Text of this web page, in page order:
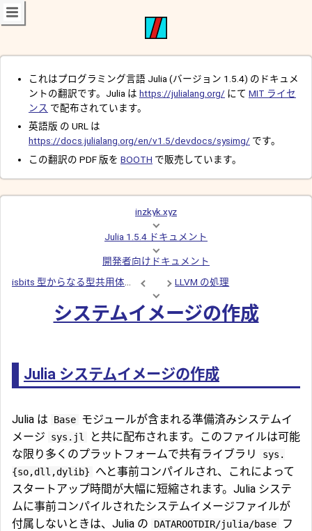
これはプログラミング言語 Julia (バージョン 1.5.4) のドキュメ
ントの翻訳です。Julia は https://julialang.org/ にて MIT ライセ
ンス で配布されています。
英語版 の URL は
https://docs.julialang.org/en/v1.5/devdocs/sysimg/ です。
この翻訳の PDF 版を BOOTH で販売しています。
inzkyk.xyz
Julia 1.5.4 ドキュメント
開発者向けドキュメント
isbits 型からなる型共用体の最適化
LLVM の処理
システムイメージの作成
Julia システムイメージの作成
Julia は Base モジュールが含まれる準備済みシステムイ
メージ
sys.jl
と共に配布されます。このファイルは可能
な限り多くのプラットフォームで共有ライブラリ
sys.
{so,dll,dylib}
へと事前コンパイルされ、これによって
スタートアップ時間が大幅に短縮されます。Julia システ
ムに事前コンパイルされたシステムイメージファイルが
付属しないときは、Julia の
DATAROOTDIR/julia/base
フ